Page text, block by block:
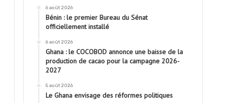
6 août 2026
Bénin : le premier Bureau du Sénat
officiellement installé
6 août 2026
Ghana : le COCOBOD annonce une baisse de la
production de cacao pour la campagne 2026-
2027
5 août 2026
Le Ghana envisage des réformes politiques